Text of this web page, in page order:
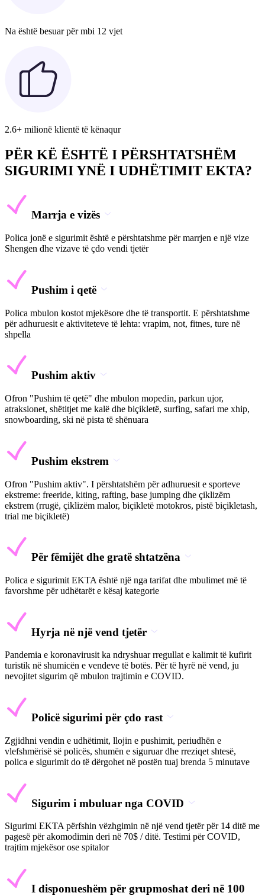
Na është besuar për mbi 12 vjet
2.6+ milionë klientë të kënaqur
PËR KË ËSHTË I PËRSHTATSHËM
SIGURIMI YNË I UDHËTIMIT EKTA?
Marrja e vizës
Polica jonë e sigurimit është e përshtatshme për marrjen e një vize
Shengen dhe vizave të çdo vendi tjetër
Pushim i qetë
Polica mbulon kostot mjekësore dhe të transportit. E përshtatshme
për adhuruesit e aktiviteteve të lehta: vrapim, not, fitnes, ture në
shpella
Pushim aktiv
Ofron "Pushim të qetë" dhe mbulon mopedin, parkun ujor,
atraksionet, shëtitjet me kalë dhe biçikletë, surfing, safari me xhip,
snowboarding, ski në pista të shënuara
Pushim ekstrem
Ofron "Pushim aktiv". I përshtatshëm për adhuruesit e sporteve
ekstreme: freeride, kiting, rafting, base jumping dhe çiklizëm
ekstrem (rrugë, çiklizëm malor, biçikletë motokros, pistë biçikletash,
trial me biçikletë)
Për fëmijët dhe gratë shtatzëna
Polica e sigurimit EKTA është një nga tarifat dhe mbulimet më të
favorshme për udhëtarët e kësaj kategorie
Hyrja në një vend tjetër
Pandemia e koronavirusit ka ndryshuar rregullat e kalimit të kufirit
turistik në shumicën e vendeve të botës. Për të hyrë në vend, ju
nevojitet sigurim që mbulon trajtimin e COVID.
Policë sigurimi për çdo rast
Zgjidhni vendin e udhëtimit, llojin e pushimit, periudhën e
vlefshmërisë së policës, shumën e siguruar dhe rreziqet shtesë,
polica e sigurimit do të dërgohet në postën tuaj brenda 5 minutave
Sigurim i mbuluar nga COVID
Sigurimi EKTA përfshin vëzhgimin në një vend tjetër për 14 ditë me
pagesë për akomodimin deri në 70$ / ditë. Testimi për COVID,
trajtim mjekësor ose spitalor
I disponueshëm për grupmoshat deri në 100